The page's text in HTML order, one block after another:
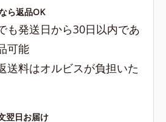
ら返品OK
も発送日から30日以内であ
可能
送料はオルビスが負担いた
翌日お届け